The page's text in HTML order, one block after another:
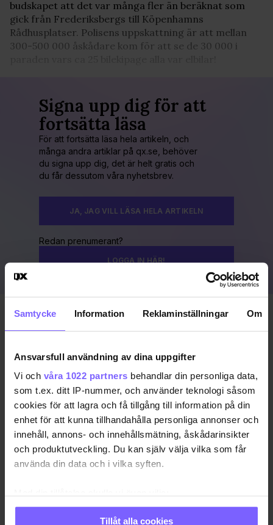
Samtycke Information Reklaminställningar Om
Ansvarsfull användning av dina uppgifter
Vi och våra 1022 partners behandlar din personliga data,
som t.ex. ditt IP-nummer, och använder teknologi såsom
cookies för att lagra och få tillgång till information på din
enhet för att kunna tillhandahålla personliga annonser och
innehåll, annons- och innehållsmätning, åskådarinsikter
och produktutveckling. Du kan själv välja vilka som får
använda din data och i vilka syften.
Samla in information om din geografiska plats
Tillåt alla cookies
budskapet att det var många fler än beräknat som
gick från Frederiksbergs till Köpenhamns
Rådhusplatser. Polisens uppskattning är att mellan
300-500 000 åskådare kom för att se de 30 000 i
Signa upp dig för att
fortsätta läsa
För att fortsätta läsa hela artikeln, och
många andra artiklar på qx.se, behöver
du signa upp dig, det är helt gratis och
du får dessutom våra nyhetsbrev.
JA, JAG VILL LÄSA HELA ARTIKELN
Redan prenumerant?
LOGGA IN HÄR!
Uppdaterad 2024-03-15
KÖPENHAMN PRIDE PRIDE 2023
DELA DEN HÄR ARTIKELN